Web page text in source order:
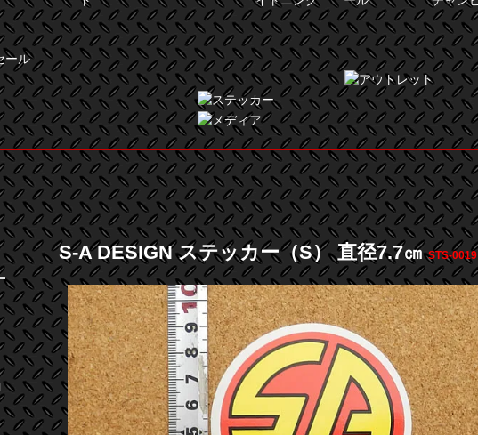
S-A DESIGN ステッカー（S） 直径7.7㎝STS-0019